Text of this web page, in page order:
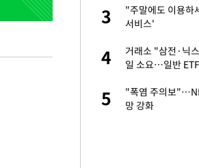
복절 태극기 현수막에
3
"주말에도 이용
서비스'
4
거래소 "삼전·닉
일 소요…일반
5
"폭염 주의보
망 강화